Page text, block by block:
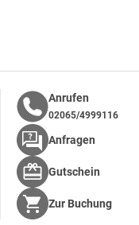
Anrufen
02065/4999116
Anfragen
Gutschein
Zur Buchung